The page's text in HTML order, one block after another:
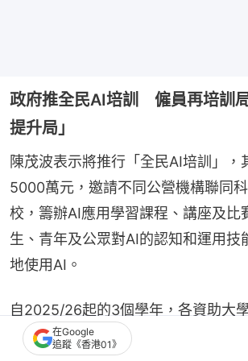
政府推全民AI培訓 僱員再培訓
提升局」
陳茂波表示將推行「全民AI培訓」，
5000萬元，邀請不同公營機構聯同
校，籌辦AI應用學習課程、講座及比
生、青年及公眾對AI的認知和運用技
地使用AI。
自2025/26起的3個學年，各資助大
與STEAM相關的學士學位課程，包
在Google
追蹤《香港01》